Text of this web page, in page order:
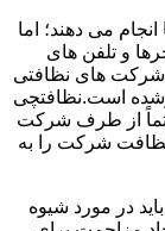
می دهند؛ اما
و تلفن های
شرکت های نظافتی
است.نظافتچی
حتماً از طرف شرکت
شرکت را به
در مورد شیوه